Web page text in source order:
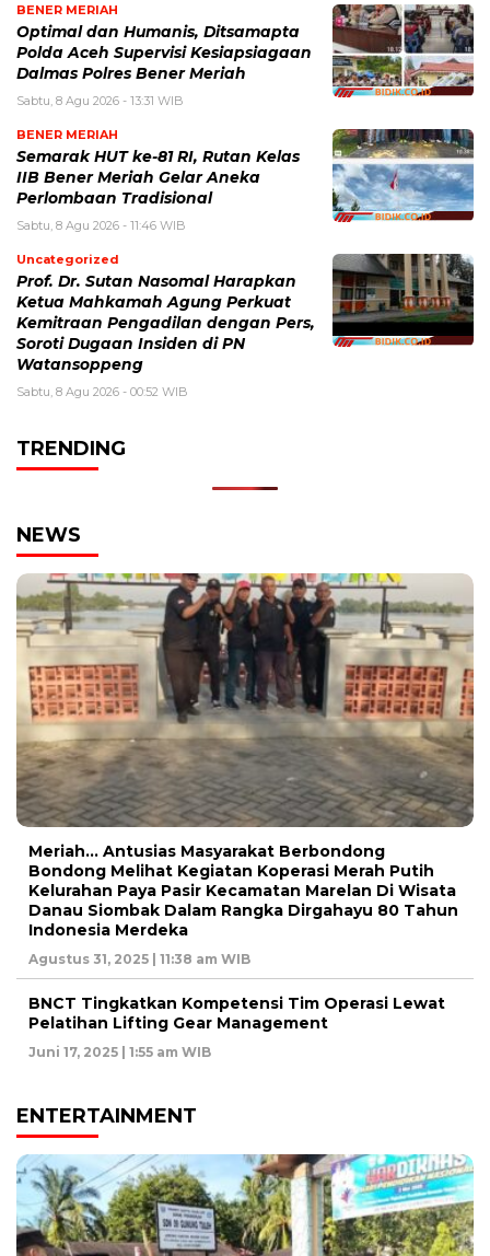
BENER MERIAH
Optimal dan Humanis, Ditsamapta
Polda Aceh Supervisi Kesiapsiagaan
Dalmas Polres Bener Meriah
Sabtu, 8 Agu 2026 - 13:31 WIB
BENER MERIAH
Semarak HUT ke-81 RI, Rutan Kelas
IIB Bener Meriah Gelar Aneka
Perlombaan Tradisional
Sabtu, 8 Agu 2026 - 11:46 WIB
Uncategorized
Prof. Dr. Sutan Nasomal Harapkan
Ketua Mahkamah Agung Perkuat
Kemitraan Pengadilan dengan Pers,
Soroti Dugaan Insiden di PN
Watansoppeng
Sabtu, 8 Agu 2026 - 00:52 WIB
TRENDING
NEWS
Meriah… Antusias Masyarakat Berbondong
Bondong Melihat Kegiatan Koperasi Merah Putih
Kelurahan Paya Pasir Kecamatan Marelan Di Wisata
Danau Siombak Dalam Rangka Dirgahayu 80 Tahun
Indonesia Merdeka
Agustus 31, 2025 | 11:38 am WIB
BNCT Tingkatkan Kompetensi Tim Operasi Lewat
Pelatihan Lifting Gear Management
Juni 17, 2025 | 1:55 am WIB
ENTERTAINMENT